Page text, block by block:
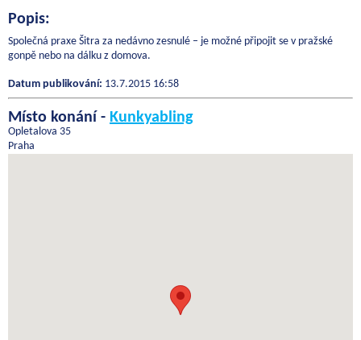
Popis:
Společná praxe Šitra za nedávno zesnulé – je možné připojit se v pražské
gonpě nebo na dálku z domova.
Datum publikování: 13.7.2015 16:58
Místo konání - Kunkyabling
Opletalova 35
Praha